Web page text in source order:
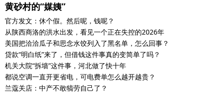
黄砂村的“媒姨”
官方发文：休个假。然后呢，钱呢？
从陕西商洛的洪水出发，看见一个正在失控的2026年
美国把洽洽瓜子和思念水饺列入了黑名单，怎么回事？
贷款“明白纸”来了，但借钱这件事真的变简单了吗？
机关大院“拆墙”这件事，河北做了快十年
都说空调一直开更省电，可电费单怎么越开越贵？
兰蔻关店：中产不敢犒劳自己了？